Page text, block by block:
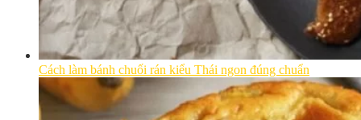
Cách làm bánh chuối rán kiểu Thái ngon đúng chuẩn